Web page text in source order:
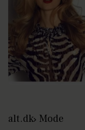
alt.dk Mode